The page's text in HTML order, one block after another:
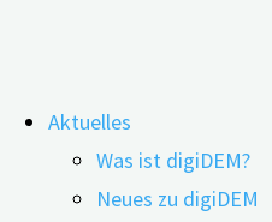
Inhalt
springen
Aktuelles
Was ist digiDEM?
Neues zu digiDEM
digiDEM Bayern